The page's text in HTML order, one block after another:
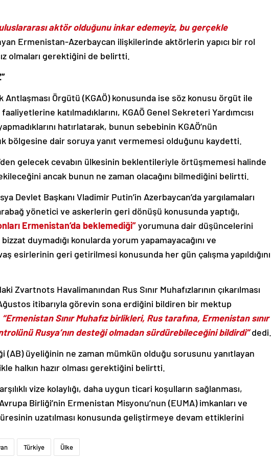
aktör olduğunu inkar edemeyiz, bu gerçekle
Ermenistan-Azerbaycan ilişkilerinde aktörlerin yapıcı bir rol
olmaları gerektiğini de belirtti.
Örgütü (KGAÖ) konusunda ise söz konusu örgüt ile
katılmadıklarını, KGAÖ Genel Sekreteri Yardımcısı
hatırlatarak, bunun sebebinin KGAÖ’nün
bölgesine dair soruya yanıt vermemesi olduğunu kaydetti.
gelecek cevabın ülkesinin beklentileriyle örtüşmemesi halinde
ancak bunun ne zaman olacağını bilmediğini belirtti.
Devlet Başkanı Vladimir Putin’in Azerbaycan’da yargılamaları
yönetici ve askerlerin geri dönüşü konusunda yaptığı,
Ermenistan’da beklemediği”yorumuna dair düşüncelerini
duymadığı konularda yorum yapamayacağını ve
esirlerinin geri getirilmesi konusunda her gün çalışma yapıldığını
Zvartnots Havalimanından Rus Sınır Muhafızlarının çıkarılması
itibarıyla görevin sona erdiğini bildiren bir mektup
“Ermenistan Sınır Muhafız birlikleri, Rus tarafına, Ermenistan sınır
Rusya’nın desteği olmadan sürdürebileceğini bildirdi” dedi.
(AB) üyeliğinin ne zaman mümkün olduğu sorusunu yanıtlayan
halkın hazır olması gerektiğini belirtti.
vize kolaylığı, daha uygun ticari koşulların sağlanması,
Birliği’nin Ermenistan Misyonu’nun (EUMA) imkanları ve
uzatılması konusunda geliştirmeye devam ettiklerini
Türkiye Ülke